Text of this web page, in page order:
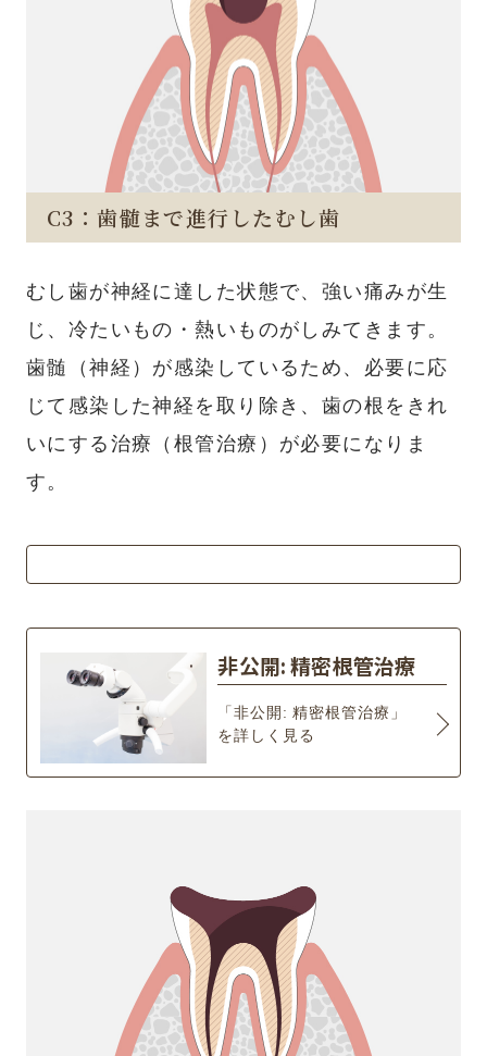
C3：歯髄まで進行したむし歯
むし歯が神経に達した状態で、強い痛みが生
じ、冷たいもの・熱いものがしみてきます。
歯髄（神経）が感染しているため、必要に応
じて感染した神経を取り除き、歯の根をきれ
いにする治療（根管治療）が必要になりま
す。
非公開: 精密根管治療
「非公開: 精密根管治療」
を詳しく見る